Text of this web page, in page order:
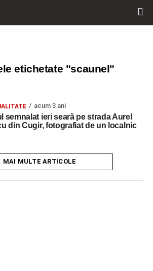
etichetate "scaunel"
acum 3 ani
semnalat ieri seară pe strada Aurel
din Cugir, fotografiat de un localnic
MAI MULTE ARTICOLE